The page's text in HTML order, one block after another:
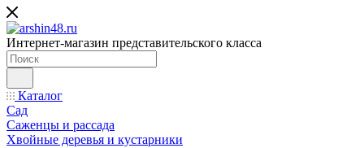
Интернет-магазин представительского класса
Каталог
Сад
Саженцы и рассада
Хвойные деревья и кустарники